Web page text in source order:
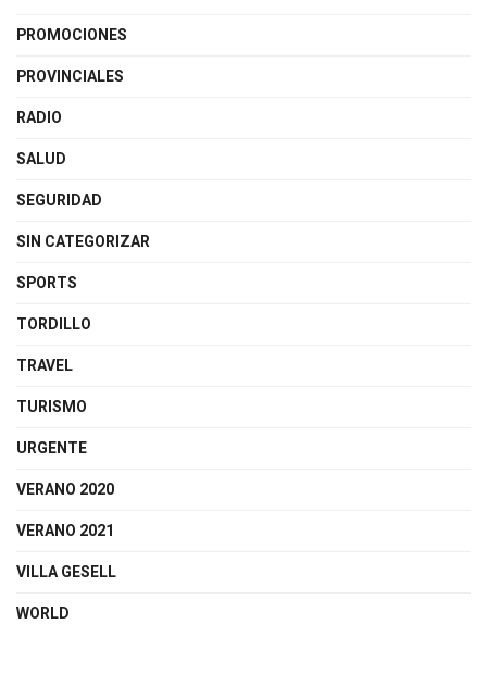
PROMOCIONES
PROVINCIALES
RADIO
SALUD
SEGURIDAD
SIN CATEGORIZAR
SPORTS
TORDILLO
TRAVEL
TURISMO
URGENTE
VERANO 2020
VERANO 2021
VILLA GESELL
WORLD